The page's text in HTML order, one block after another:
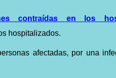
contraídas en los
hospitalizados.
afectadas, por una